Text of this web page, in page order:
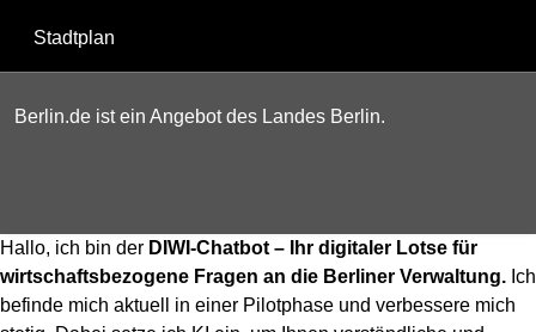
Stadtplan
Berlin.de ist ein Angebot des Landes Berlin.
Hallo, ich bin der DIWI-Chatbot – Ihr digitaler Lotse für
wirtschaftsbezogene Fragen an die Berliner Verwaltung. Ich
befinde mich aktuell in einer Pilotphase und verbessere mich